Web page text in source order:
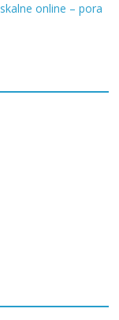
online – pora